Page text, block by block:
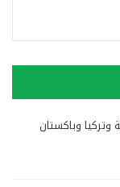
وباكستان